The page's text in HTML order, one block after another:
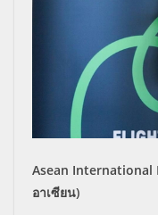
Asean International
อาเซียน)